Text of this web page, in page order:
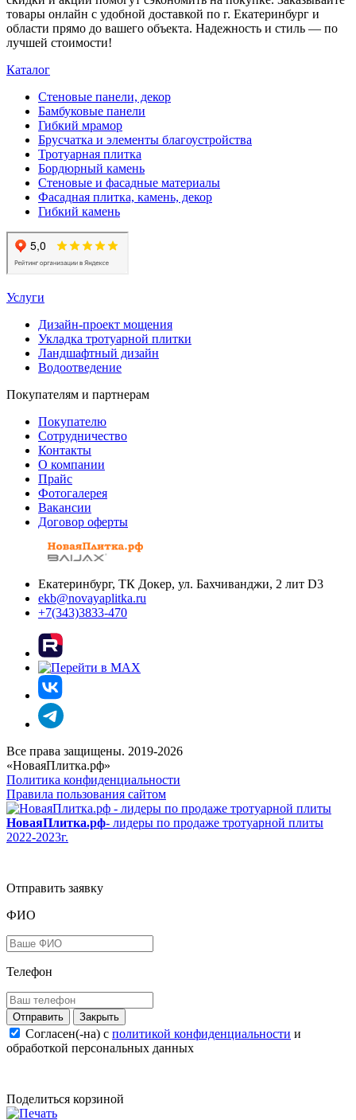
товары онлайн с удобной доставкой по г. Екатеринбург и
области прямо до вашего объекта. Надежность и стиль — по
лучшей стоимости!
Каталог
Стеновые панели, декор
Бамбуковые панели
Гибкий мрамор
Брусчатка и элементы благоустройства
Тротуарная плитка
Бордюрный камень
Стеновые и фасадные материалы
Фасадная плитка, камень, декор
Гибкий камень
Услуги
Дизайн-проект мощения
Укладка тротуарной плитки
Ландшафтный дизайн
Водоотведение
Покупателям и партнерам
Покупателю
Сотрудничество
Контакты
О компании
Прайс
Фотогалерея
Вакансии
Договор оферты
Екатеринбург, ТК Докер, ул. Бахчиванджи, 2 лит D3
ekb@novayaplitka.ru
+7(343)3833-470
Все права защищены. 2019-2026
«НоваяПлитка.рф»
Политика конфиденциальности
Правила пользования сайтом
НоваяПлитка.рф- лидеры по продаже тротуарной плиты
2022-2023г.
Отправить заявку
ФИО
Телефон
Закрыть
Согласен(-на) c политикой конфиденциальности и
обработкой персональных данных
Поделиться корзиной